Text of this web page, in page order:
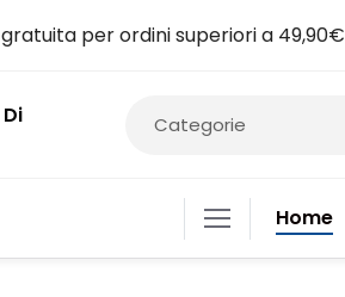
gratuita per ordini superiori a 49,90€
Home